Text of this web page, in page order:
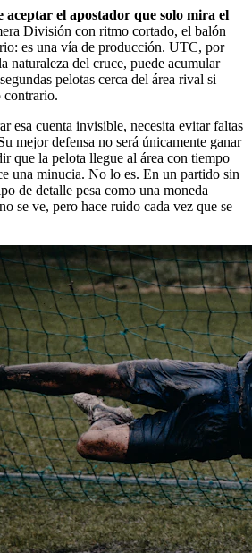
aceptar el apostador que solo mira el
División con ritmo cortado, el balón
es una vía de producción. UTC, por
naturaleza del cruce, puede acumular
pelotas cerca del área rival si
contrario.
esa cuenta invisible, necesita evitar faltas
mejor defensa no será únicamente ganar
que la pelota llegue al área con tiempo
una minucia. No lo es. En un partido sin
de detalle pesa como una moneda
se ve, pero hace ruido cada vez que se